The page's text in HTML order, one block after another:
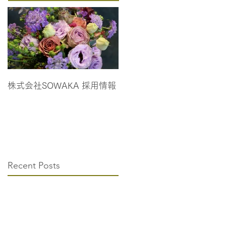
株式会社SOWAKA 採用情報
Recent Posts